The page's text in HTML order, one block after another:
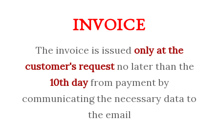
INVOICE
The invoice is issued only at the
customer's requestno later than the
10th dayfrom payment by
communicating the necessary data to
the email